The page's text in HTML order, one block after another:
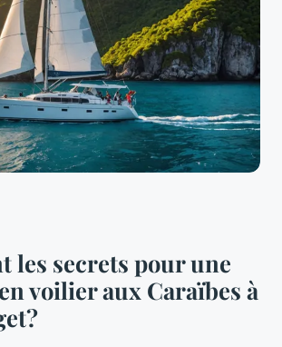
les secrets pour une
voilier aux Caraïbes à